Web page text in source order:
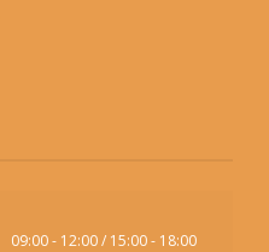
09:00 - 12:00 / 15:00 - 18:00